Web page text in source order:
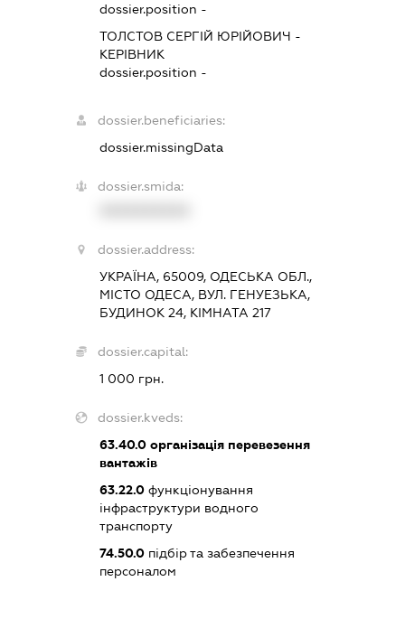
dossier.position -
ТОЛСТОВ СЕРГІЙ ЮРІЙОВИЧ -
КЕРІВНИК
dossier.position -
dossier.beneficiaries:
dossier.missingData
dossier.smida:
dossier.address:
УКРАЇНА, 65009, ОДЕСЬКА ОБЛ.,
МІСТО ОДЕСА, ВУЛ. ГЕНУЕЗЬКА,
БУДИНОК 24, КІМНАТА 217
dossier.capital:
1 000 грн.
dossier.kveds:
63.40.0організація перевезення
вантажів
63.22.0функціонування
інфраструктури водного
транспорту
74.50.0підбір та забезпечення
персоналом